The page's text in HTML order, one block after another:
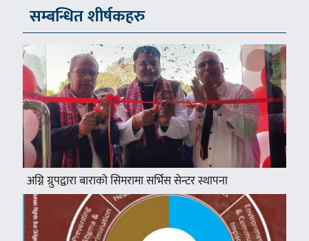
सम्बन्धित शीर्षकहरु
अग्नि ग्रुपद्वारा बाराको सिमरामा सर्भिस सेन्टर स्थापना